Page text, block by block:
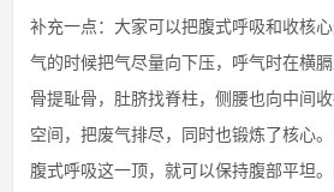
补充一点：大家可以把腹式呼吸和收核
气的时候把气尽量向下压，呼气时在横
骨提耻骨，肚脐找脊柱，侧腰也向中间
空间，把废气排尽，同时也锻炼了核心
腹式呼吸这一顶，就可以保持腹部平坦